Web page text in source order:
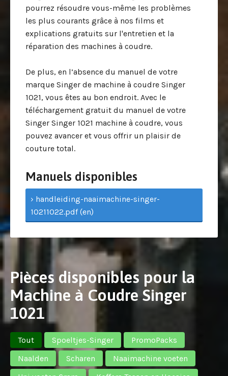
pourrez résoudre vous-même les problèmes
les plus courants grâce à nos films et
explications gratuits sur l'entretien et la
réparation des machines à coudre.
De plus, en l’absence du manuel de votre
marque Singer de machine à coudre Singer
1021, vous êtes au bon endroit. Avec le
téléchargement gratuit du manuel de votre
Singer Singer 1021 machine à coudre, vous
pouvez avancer et vous offrir un plaisir de
couture total.
Manuels disponibles
› handleiding-naaimachine-singer-
10211022.pdf (en)
Pièces disponibles pour la
Machine à Coudre Singer
1021
Tout Spoeltjes-Singer
PromoPacks
Naalden
Scharen
Naaimachine voeten